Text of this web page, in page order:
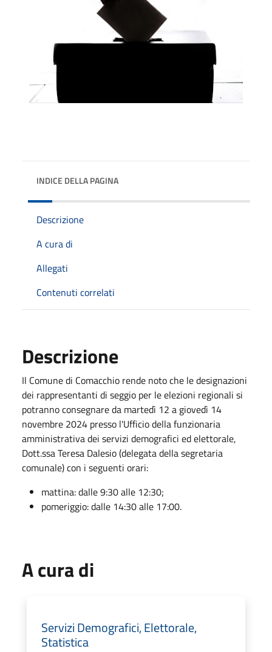
INDICE DELLA PAGINA
Descrizione
A cura di
Allegati
Contenuti correlati
Descrizione
Il Comune di Comacchio rende noto che le designazioni
dei rappresentanti di seggio per le elezioni regionali si
potranno consegnare da martedì 12 a giovedì 14
novembre 2024 presso l'Ufficio della funzionaria
amministrativa dei servizi demografici ed elettorale,
Dott.ssa Teresa Dalesio (delegata della segretaria
comunale) con i seguenti orari:
mattina: dalle 9:30 alle 12:30;
pomeriggio: dalle 14:30 alle 17:00.
A cura di
Servizi Demografici, Elettorale,
Statistica